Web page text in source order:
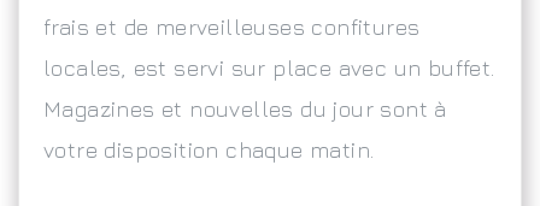
frais et de merveilleuses confitures
locales, est servi sur place avec un buffet.
Magazines et nouvelles du jour sont à
votre disposition chaque matin.